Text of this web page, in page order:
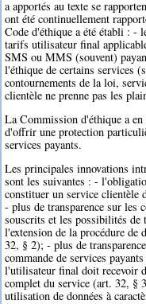
a apportés au texte se
ont été continuellement
Code d'éthique a été établi : -
tarifs utilisateur final
SMS ou MMS (souvent)
l'éthique de certains services
contournements de la loi,
clientèle ne prenne pas les
La Commission d'éthique a
d'offrir une protection
services payants.
Les principales innovations
sont les suivantes : -
constituer un service clientèle
- plus de transparence sur les
souscrits et les possibilités
l'extension de la procédure de
32, § 2); - plus de
commande de services
l'utilisateur final doit recevoir
complet du service (art. 32, §
utilisation de données à